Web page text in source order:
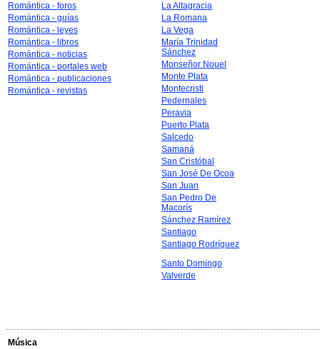
Romántica - foros
Romántica - guías
Romántica - leyes
Romántica - libros
Romántica - noticias
Romántica - portales web
Romántica - publicaciones
Romántica - revistas
La Altagracia
La Romana
La Vega
María Trinidad
Sánchez
Monseñor Nouel
Monte Plata
Montecristi
Pedernales
Peravia
Puerto Plata
Salcedo
Samaná
San Cristóbal
San José De Ocoa
San Juan
San Pedro De
Macorís
Sánchez Ramírez
Santiago
Santiago Rodríguez
Santo Domingo
Valverde
Música